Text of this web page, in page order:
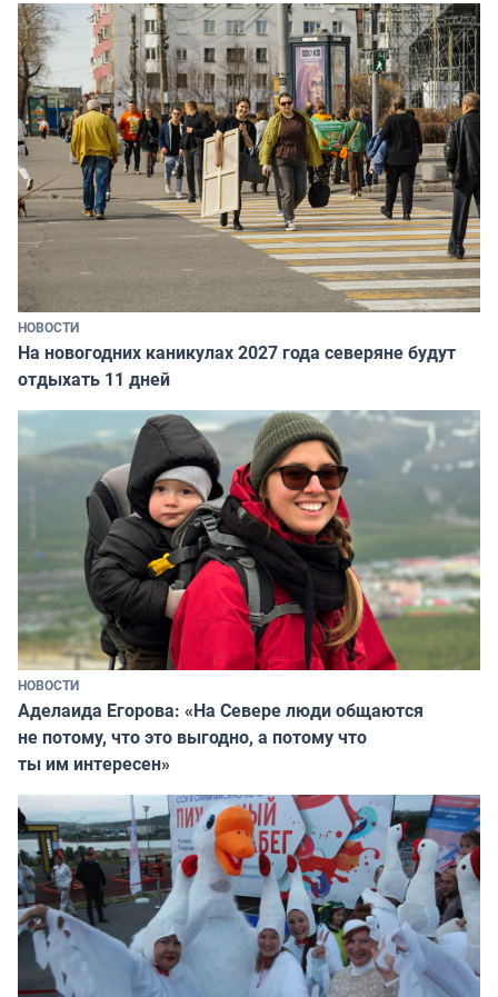
НОВОСТИ
На новогодних каникулах 2027 года северяне будут
отдыхать 11 дней
НОВОСТИ
Аделаида Егорова: «На Севере люди общаются
не потому, что это выгодно, а потому что
ты им интересен»